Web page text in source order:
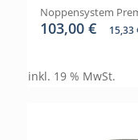
Noppensystem
103,00 € 15,33
inkl. 19 % MwSt.